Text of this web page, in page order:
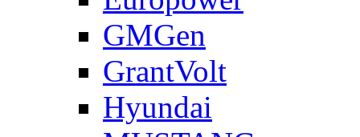
GMGen
GrantVolt
Hyundai